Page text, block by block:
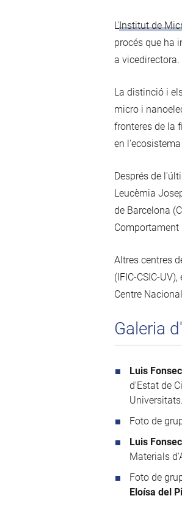
L'Institut de
procés que ha
a vicedirectora.
La distinció i
micro i
fronteres de la
en
Després de
Leucèmia
de Barcelona
Comportament
Altres centres
(IFIC-CSIC-
Centre
Galeria
Luis
d'Estat de
Universitats.
Foto de
Luis
Materials
Foto de
Eloísa del